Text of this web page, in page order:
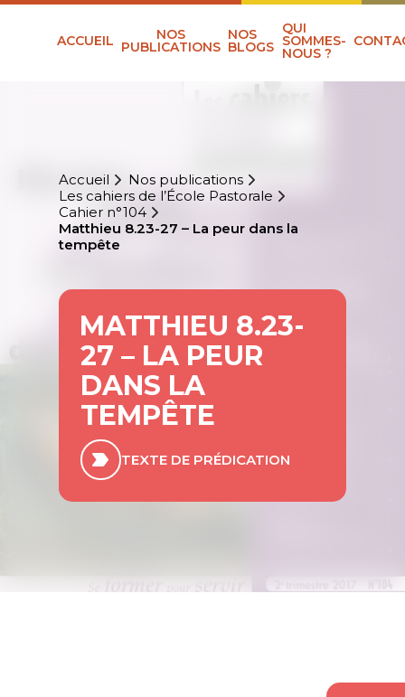
ACCUEIL NOS
PUBLICATIONS
NOS
BLOGS
QUI
SOMMES-
NOUS ?
Accueil
Nos publications
Les cahiers de l’École Pastorale
Cahier n°104
Matthieu 8.23-27 – La peur dans la
tempête
MATTHIEU 8.23-
27 – LA PEUR
DANS LA
TEMPÊTE
TEXTE DE PRÉDICATION